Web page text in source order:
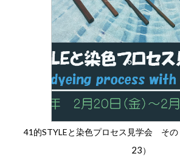
41的STYLEと染色プロセス見学会 その
23）